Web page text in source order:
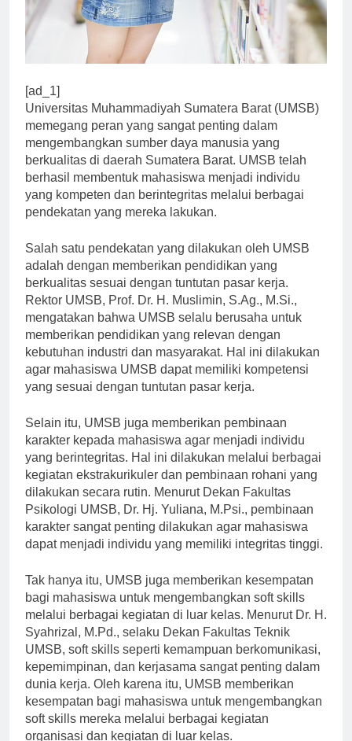
[ad_1]
Universitas Muhammadiyah Sumatera Barat (UMSB)
memegang peran yang sangat penting dalam
mengembangkan sumber daya manusia yang
berkualitas di daerah Sumatera Barat. UMSB telah
berhasil membentuk mahasiswa menjadi individu
yang kompeten dan berintegritas melalui berbagai
Salah satu pendekatan yang dilakukan oleh UMSB
adalah dengan memberikan pendidikan yang
berkualitas sesuai dengan tuntutan pasar kerja.
Rektor UMSB, Prof. Dr. H. Muslimin, S.Ag., M.Si.,
mengatakan bahwa UMSB selalu berusaha untuk
memberikan pendidikan yang relevan dengan
kebutuhan industri dan masyarakat. Hal ini dilakukan
agar mahasiswa UMSB dapat memiliki kompetensi
Selain itu, UMSB juga memberikan pembinaan
karakter kepada mahasiswa agar menjadi individu
yang berintegritas. Hal ini dilakukan melalui berbagai
kegiatan ekstrakurikuler dan pembinaan rohani yang
dilakukan secara rutin. Menurut Dekan Fakultas
Psikologi UMSB, Dr. Hj. Yuliana, M.Psi., pembinaan
karakter sangat penting dilakukan agar mahasiswa
Tak hanya itu, UMSB juga memberikan kesempatan
bagi mahasiswa untuk mengembangkan soft skills
melalui berbagai kegiatan di luar kelas. Menurut Dr. H.
Syahrizal, M.Pd., selaku Dekan Fakultas Teknik
UMSB, soft skills seperti kemampuan berkomunikasi,
kepemimpinan, dan kerjasama sangat penting dalam
dunia kerja. Oleh karena itu, UMSB memberikan
kesempatan bagi mahasiswa untuk mengembangkan
soft skills mereka melalui berbagai kegiatan